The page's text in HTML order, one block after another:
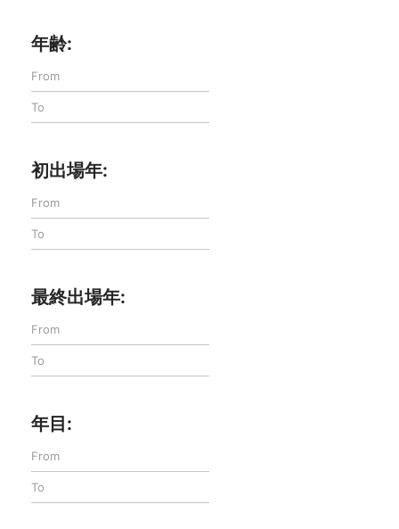
年齢:
初出場年:
最終出場年:
年目: